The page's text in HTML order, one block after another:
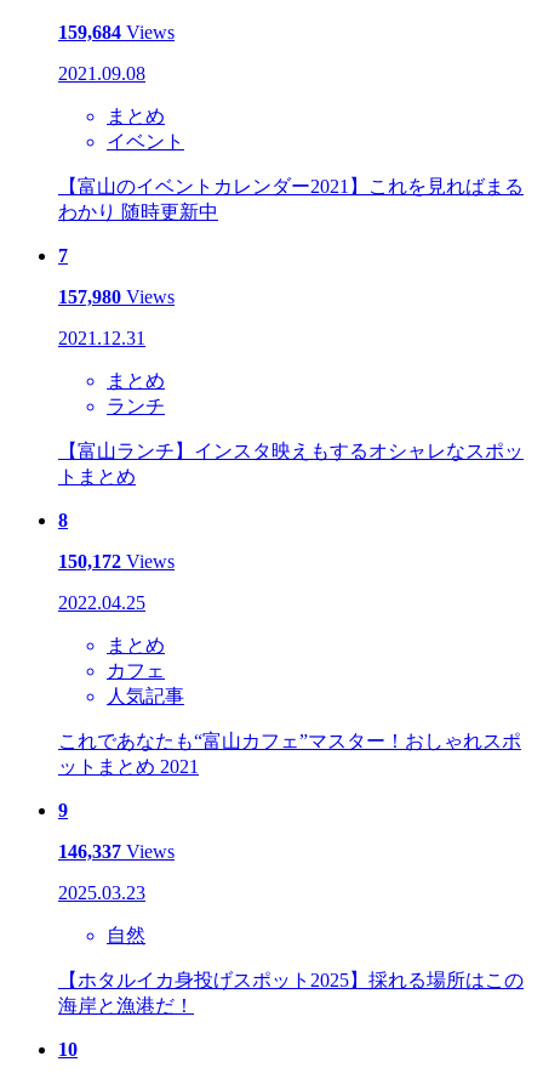
159,684 Views
2021.09.08
まとめ
イベント
【富山のイベントカレンダー2021】これを見ればまる
わかり 随時更新中
7
157,980 Views
2021.12.31
まとめ
ランチ
【富山ランチ】インスタ映えもするオシャレなスポッ
トまとめ
8
150,172 Views
2022.04.25
まとめ
カフェ
人気記事
これであなたも“富山カフェ”マスター！おしゃれスポ
ットまとめ 2021
9
146,337 Views
2025.03.23
自然
【ホタルイカ身投げスポット2025】採れる場所はこの
海岸と漁港だ！
10